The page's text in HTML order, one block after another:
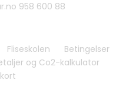
958 600 88
Fliseskolen
Betingelser
og Co2-kalkulator